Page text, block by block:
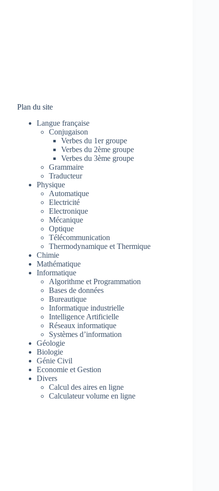
Plan du site
Langue française
Conjugaison
Verbes du 1er groupe
Verbes du 2ème groupe
Verbes du 3ème groupe
Grammaire
Traducteur
Physique
Automatique
Electricité
Electronique
Mécanique
Optique
Télécommunication
Thermodynamique et Thermique
Chimie
Mathématique
Informatique
Algorithme et Programmation
Bases de données
Bureautique
Informatique industrielle
Intelligence Artificielle
Réseaux informatique
Systèmes d’information
Géologie
Biologie
Génie Civil
Economie et Gestion
Divers
Calcul des aires en ligne
Calculateur volume en ligne